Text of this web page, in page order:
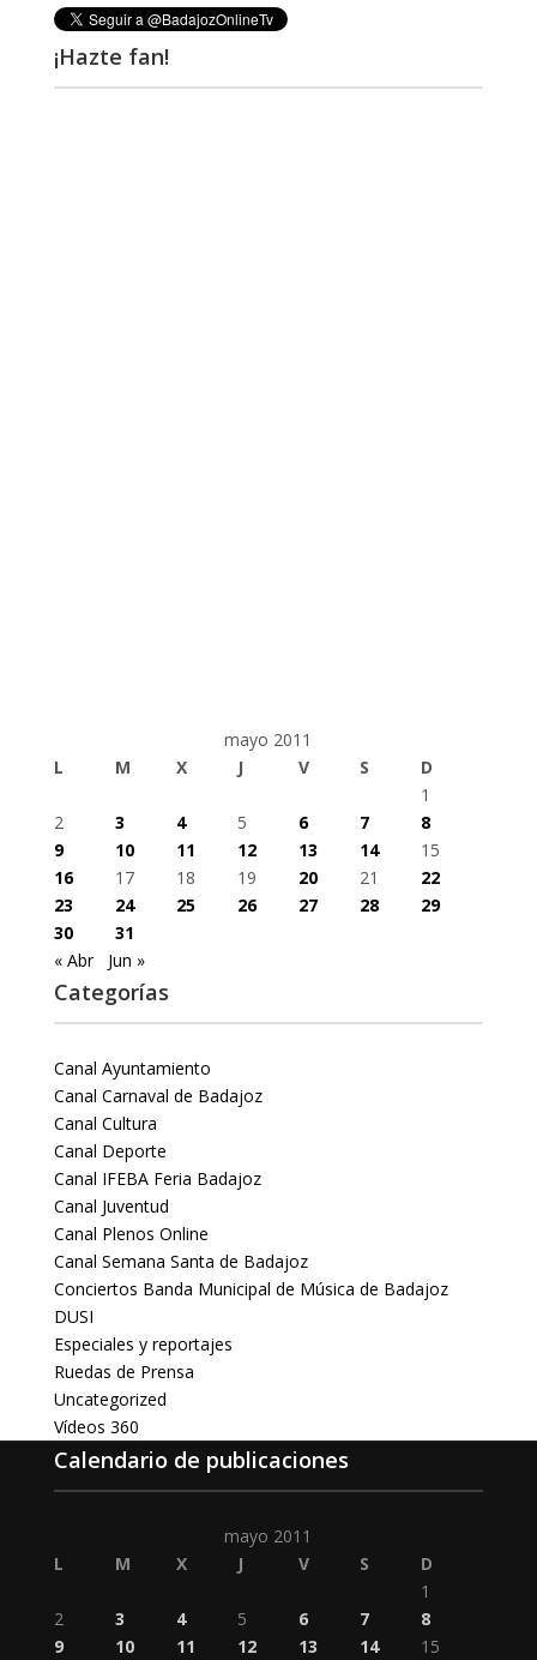
¡Hazte fan!
mayo 2011
L
M X J V S
D
1
2
3 4 5 6 7
8
9
10 11 12 13 14
15
16
17 18 19 20 21
22
23
24 25 26 27 28
29
30
31
« Abr
Jun »
Categorías
Canal Ayuntamiento
Canal Carnaval de Badajoz
Canal Cultura
Canal Deporte
Canal IFEBA Feria Badajoz
Canal Juventud
Canal Plenos Online
Canal Semana Santa de Badajoz
Conciertos Banda Municipal de Música de Badajoz
DUSI
Especiales y reportajes
Ruedas de Prensa
Uncategorized
Vídeos 360
Calendario de publicaciones
mayo 2011
L
M X J V S
D
1
2
3 4 5 6 7
8
9
10 11 12 13 14
15